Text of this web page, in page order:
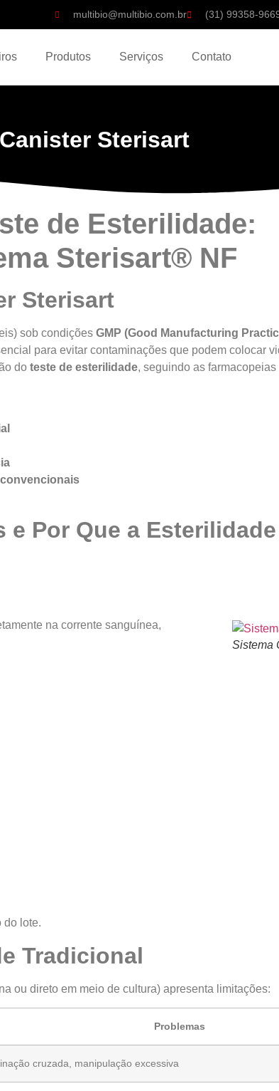
multibio@multibio.com.br (31) 99358-
Produtos Serviços Contato
Sterisart
de Esterilidade:
Sterisart® NF
Sterisart
sob condições GMP (Good Manufacturing
para evitar contaminações que podem colocar
do teste de esterilidade, seguindo as farmacopeias
e Por Que a
Sistema
na corrente sanguínea,
do lote.
Tradicional
ou direto em meio de cultura) apresenta limitações:
Problemas
cruzada, manipulação excessiva